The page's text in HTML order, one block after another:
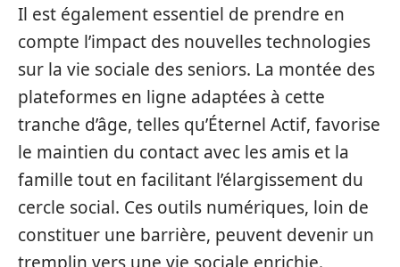
Il est également essentiel de prendre en
compte l’impact des nouvelles technologies
sur la vie sociale des seniors. La montée des
plateformes en ligne adaptées à cette
tranche d’âge, telles qu’Éternel Actif, favorise
le maintien du contact avec les amis et la
famille tout en facilitant l’élargissement du
cercle social. Ces outils numériques, loin de
constituer une barrière, peuvent devenir un